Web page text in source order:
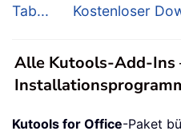
Tab...
Kostenloser
Alle Kutools-Add-Ins
Kutools for Office-Paket